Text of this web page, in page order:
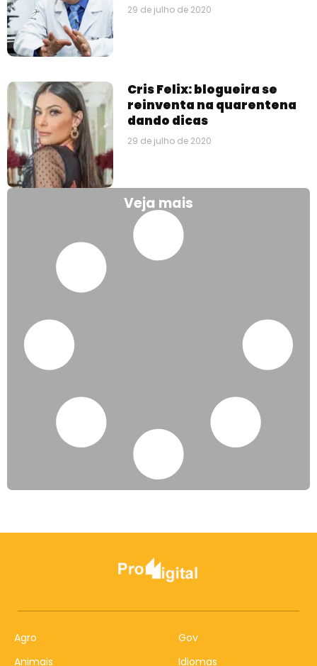
29 de julho de 2020
Cris Felix: blogueira se
reinventa na quarentena
dando dicas
29 de julho de 2020
Veja mais
Agro
Animais
Gov
Idiomas